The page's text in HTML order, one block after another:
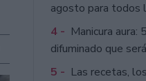
agosto para todos
4 - Manicura
difuminado que
5 - Las recetas,